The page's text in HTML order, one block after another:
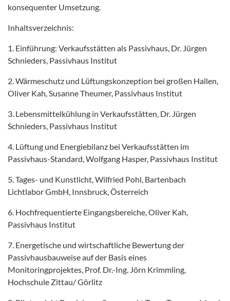
konsequenter Umsetzung.
Inhaltsverzeichnis:
1. Einführung: Verkaufsstätten als Passivhaus, Dr. Jürgen
Schnieders, Passivhaus Institut
2. Wärmeschutz und Lüftungskonzeption bei großen Hallen,
Oliver Kah, Susanne Theumer, Passivhaus Institut
3. Lebensmittelkühlung in Verkaufsstätten, Dr. Jürgen
Schnieders, Passivhaus Institut
4. Lüftung und Energiebilanz bei Verkaufsstätten im
Passivhaus-Standard, Wolfgang Hasper, Passivhaus Institut
5. Tages- und Kunstlicht, Wilfried Pohl, Bartenbach
Lichtlabor GmbH, Innsbruck, Österreich
6. Hochfrequentierte Eingangsbereiche, Oliver Kah,
Passivhaus Institut
7. Energetische und wirtschaftliche Bewertung der
Passivhausbauweise auf der Basis eines
Monitoringprojektes, Prof. Dr.-Ing. Jörn Krimmling,
Hochschule Zittau/ Görlitz